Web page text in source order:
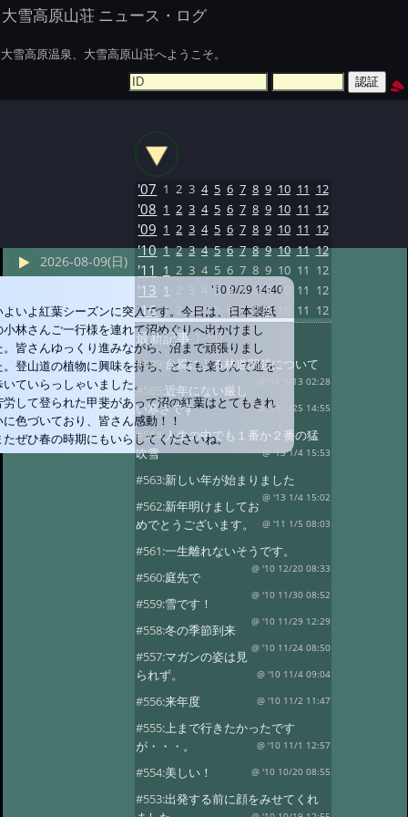
大雪高原山荘 ニュース・ログ
大雪高原温泉、大雪高原山荘へようこそ。
2026-08-09(日)
'10 9/29 14:40
よいよ紅葉シーズンに突入です。今日は、日本製紙
小林さんご一行様を連れて沼めぐりへ出かけまし
。皆さんゆっくり進みながら、沼まで頑張りまし
。登山道の植物に興味を持ち、とても楽しんで道を
いていらっしゃいました。
労して登られた甲斐があって沼の紅葉はとてもきれ
に色づいており、皆さん感動！！
たぜひ春の時期にもいらしてくださいね。
'07 1 2 3 4 5 6 7 8 9 10 11 12
'08 1 2 3 4 5 6 7 8 9 10 11 12
'09 1 2 3 4 5 6 7 8 9 10 11 12
'10 1 2 3 4 5 6 7 8 9 10 11 12
'11 1 2 3 4 5 6 7 8 9 10 11 12
'13 1 2 3 4 5 6 7 8 9 10 11 12
'16 1 2 3 4 5 6 7 8 9 11 12
最新記事1-50
#639:台風による林道閉鎖について
@ '16 9/13 02:28
#565:近年にない厳し
い寒さです
@ '13 1/25 14:55
#564:人生の中でも１番か２番の猛
吹雪
@ '13 1/4 15:53
#563:新しい年が始まりました
@ '13 1/4 15:02
#562:新年明けましてお
めでとうございます。
@ '11 1/5 08:03
#561:一生離れないそうです。
@ '10 12/20 08:33
#560:庭先で
@ '10 11/30 08:52
#559:雪です！
@ '10 11/29 12:29
#558:冬の季節到来
@ '10 11/24 08:50
#557:マガンの姿は見
られず。
@ '10 11/4 09:04
#556:来年度 @ '10 11/2 11:47
#555:上まで行きたかったです
が・・・。
@ '10 11/1 12:57
#554:美しい！ @ '10 10/20 08:55
#553:出発する前に顔をみせてくれ